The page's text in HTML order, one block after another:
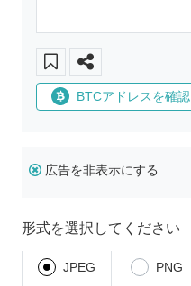
BTCアドレスを確認
広告を非表示にする
形式を選択してください
JPEG PNG